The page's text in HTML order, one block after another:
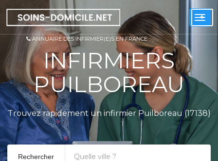
+
ANNUAIRE DES INFIRMIER(E)S EN FRANCE
INFIRMIERS
PUILBOREAU
Trouvez rapidement un infirmier Puilboreau (17138)
Rechercher